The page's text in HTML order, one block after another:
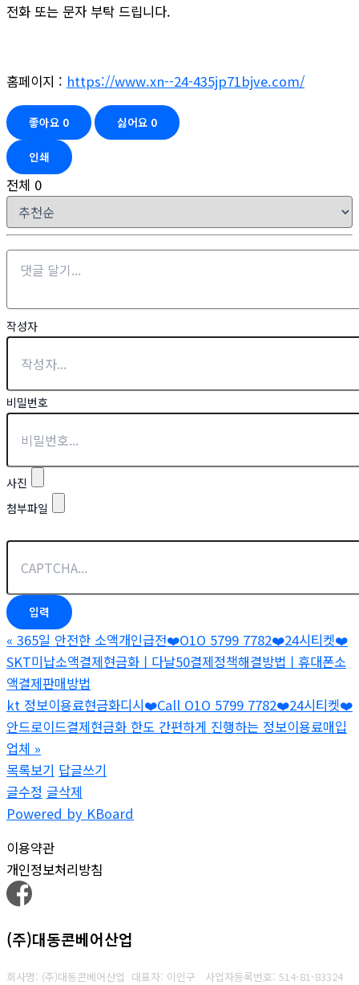
전화 또는 문자 부탁 드립니다.
홈페이지 : https://www.xn--24-435jp71bjve.com/
좋아요 0 싫어요 0
인쇄
전체 0
작성자
비밀번호
사진
첨부파일
« 365일 안전한 소액개인급전❤️O1O 5799 7782❤️24시티켓❤️
SKT미납소액결제현금화ㅣ다날50결제정책해결방법ㅣ휴대폰소
액결제판매방법
kt 정보이용료현금화디시❤️Call O1O 5799 7782❤️24시티켓❤️
안드로이드결제현금화 한도 간편하게 진행하는 정보이용료매입
업체 »
목록보기 답글쓰기
글수정 글삭제
Powered by KBoard
이용약관
개인정보처리방침
(주)대동콘베어산업
회사명: (주)대동콘베어산업 대표자: 이인구 사업자등록번호: 514-81-83324